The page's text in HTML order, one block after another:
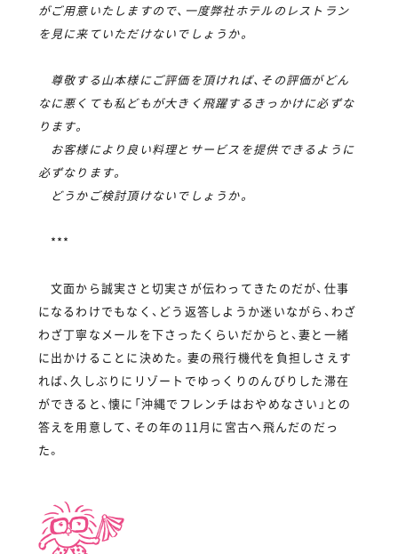
がご用意いたしますので、一度弊社ホテルのレストラン
を見に来ていただけないでしょうか。
尊敬する山本様にご評価を頂ければ、その評価がどん
なに悪くても私どもが大きく飛躍するきっかけに必ずな
ります。
お客様により良い料理とサービスを提供できるように
必ずなります。
どうかご検討頂けないでしょうか。
***
文面から誠実さと切実さが伝わってきたのだが、仕事
になるわけでもなく、どう返答しようか迷いながら、わざ
わざ丁寧なメールを下さったくらいだからと、妻と一緒
に出かけることに決めた。妻の飛行機代を負担しさえす
れば、久しぶりにリゾートでゆっくりのんびりした滞在
ができると、懐に「沖縄でフレンチはおやめなさい」との
答えを用意して、その年の11月に宮古へ飛んだのだっ
た。